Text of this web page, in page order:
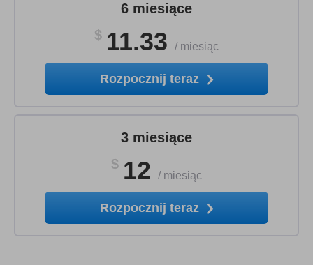
6 miesiące
$ 11.33 / miesiąc
Rozpocznij teraz
3 miesiące
$ 12 / miesiąc
Rozpocznij teraz